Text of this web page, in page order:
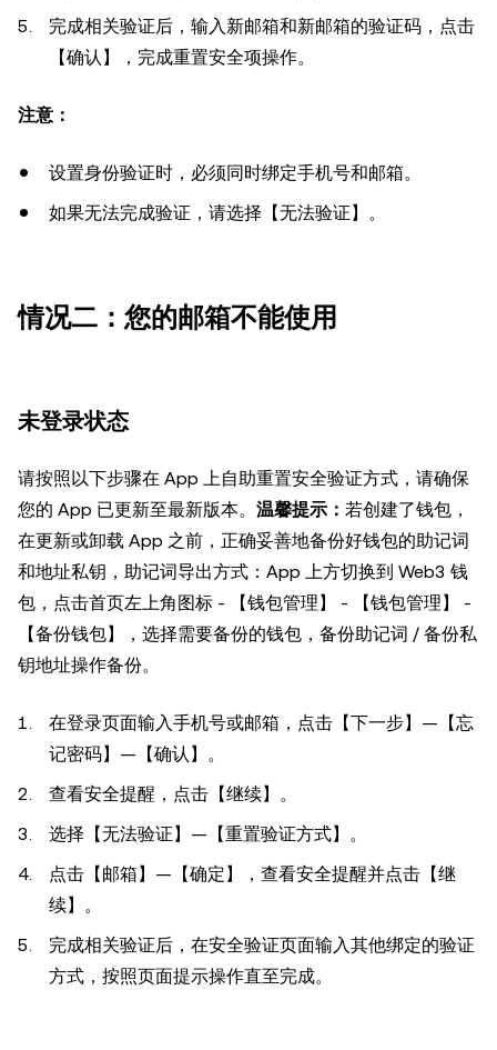
完成相关验证后，输入新邮箱和新邮箱的验证码，点击
【确认】，完成重置安全项操作。
注意：
设置身份验证时，必须同时绑定手机号和邮箱。
如果无法完成验证，请选择【无法验证】。
情况二：您的邮箱不能使用
未登录状态
请按照以下步骤在 App 上自助重置安全验证方式，请确保
您的 App 已更新至最新版本。 温馨提示： 若创建了钱包，
在更新或卸载 App 之前，正确妥善地备份好钱包的助记词
和地址私钥，助记词导出方式：App 上方切换到 Web3 钱
包，点击首页左上角图标 - 【钱包管理】 - 【钱包管理】 -
【备份钱包】，选择需要备份的钱包，备份助记词 / 备份私
钥地址操作备份。
在登录页面输入手机号或邮箱，点击【下一步】—【忘
记密码】—【确认】。
查看安全提醒，点击【继续】。
选择【无法验证】—【重置验证方式】。
点击【邮箱】—【确定】，查看安全提醒并点击【继
续】。
完成相关验证后，在安全验证页面输入其他绑定的验证
方式，按照页面提示操作直至完成。